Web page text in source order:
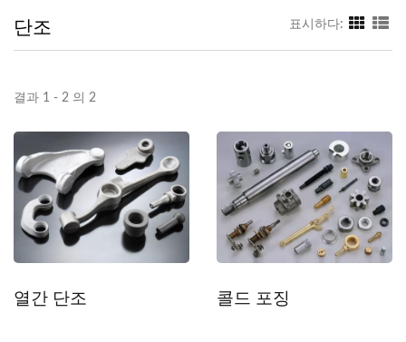
단조 표시하다:
결과 1 - 2 의 2
열간 단조 콜드 포징